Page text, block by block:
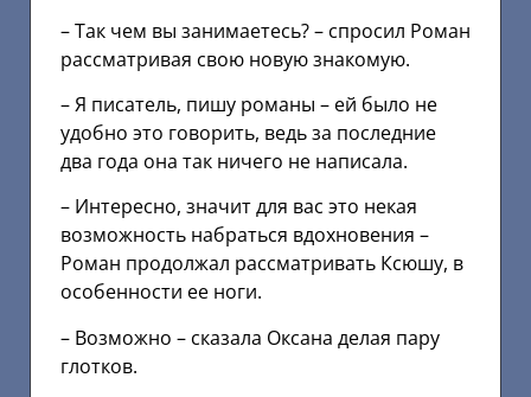
– Так чем вы занимаетесь? – спросил Роман
рассматривая свою новую знакомую.
– Я писатель, пишу романы – ей было не
удобно это говорить, ведь за последние
два года она так ничего не написала.
– Интересно, значит для вас это некая
возможность набраться вдохновения –
Роман продолжал рассматривать Ксюшу, в
особенности ее ноги.
– Возможно – сказала Оксана делая пару
глотков.